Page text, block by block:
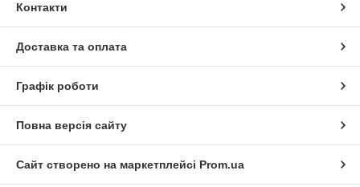
Контакти
Доставка та оплата
Графік роботи
Повна версія сайту
Сайт створено на маркетплейсі Prom.ua